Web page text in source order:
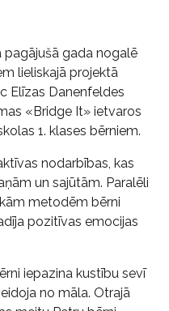
pagājušā gada nogalē
lieliskajā projektā
Elīzas Danenfeldes
«Bridge It» ietvaros
1. klases bērniem.
nodarbības, kas
un sajūtām. Paralēli
metodēm bērni
pozitīvas emocijas
iepazina kustību sevī
no māla. Otrajā